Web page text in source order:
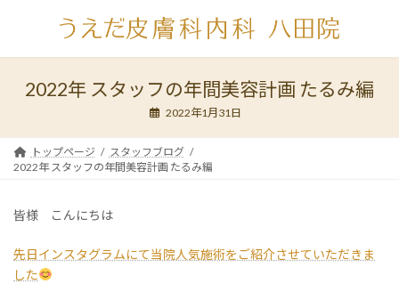
ン
ー
2022年 スタッフの年間美容計画 たるみ編
2022年1月31日
トップページ
スタッフブログ
2022年 スタッフの年間美容計画 たるみ編
皆様 こんにちは
先日インスタグラムにて当院人気施術をご紹介させていただきま
した